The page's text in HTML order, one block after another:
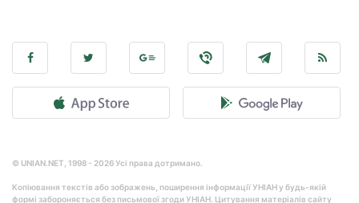
© UNIAN.NET, 1998 - 2026 Усі права дотримано.
Копіювання текстів або зображень, поширення інформації УНІАН у будь-якій
формі забороняється без письмової згоди УНІАН. Цитування матеріалів сайту